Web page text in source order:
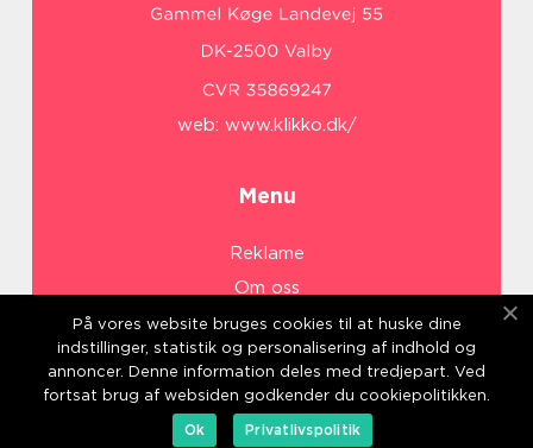
web: www.klikko.dk/
Menu
Reklame
Om oss
Cookies
Kontakt Oss
Sitemap
På vores website bruges cookies til at huske dine
indstillinger, statistik og personalisering af indhold og
annoncer. Denne information deles med tredjepart. Ved
fortsat brug af websiden godkender du cookiepolitikken.
Ok
Privatlivspolitik